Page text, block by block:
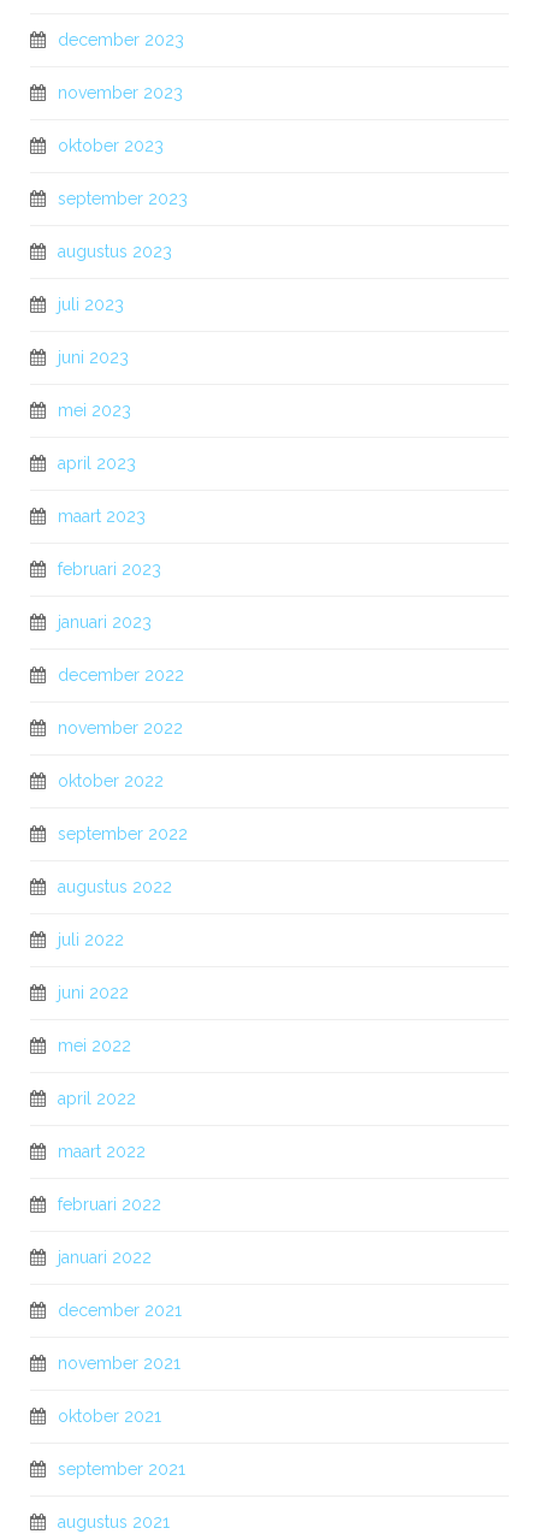
december 2023
november 2023
oktober 2023
september 2023
augustus 2023
juli 2023
juni 2023
mei 2023
april 2023
maart 2023
februari 2023
januari 2023
december 2022
november 2022
oktober 2022
september 2022
augustus 2022
juli 2022
juni 2022
mei 2022
april 2022
maart 2022
februari 2022
januari 2022
december 2021
november 2021
oktober 2021
september 2021
augustus 2021